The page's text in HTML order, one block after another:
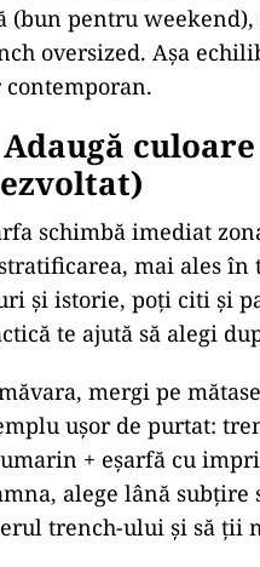
(bun pentru weekend),
oversized. Așa
contemporan.
schimbă imediat
mai ales
și istorie, poți citi și
te ajută să alegi
mergi pe
ușor de purtat:
+ eșarfă cu
alege lână
trench-ului și să ții